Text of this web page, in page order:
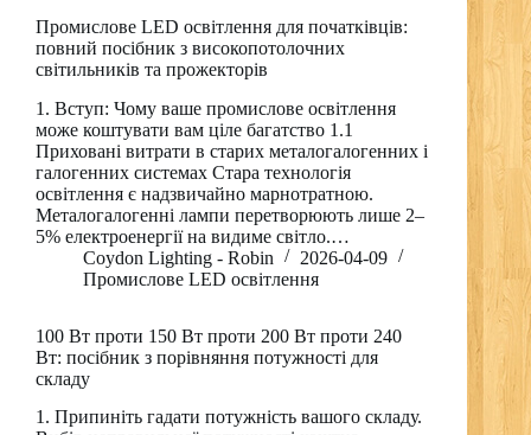
Промислове LED освітлення для початківців:
повний посібник з високопотолочних
світильників та прожекторів
1. Вступ: Чому ваше промислове освітлення
може коштувати вам ціле багатство 1.1
Приховані витрати в старих металогалогенних і
галогенних системах Стара технологія
освітлення є надзвичайно марнотратною.
Металогалогенні лампи перетворюють лише 2–
5% електроенергії на видиме світло.…
Coydon Lighting - Robin
2026-04-09
Промислове LED освітлення
100 Вт проти 150 Вт проти 200 Вт проти 240
Вт: посібник з порівняння потужності для
складу
1. Припиніть гадати потужність вашого складу.